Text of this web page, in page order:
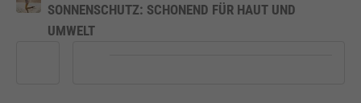
SONNENSCHUTZ: SCHONEND FÜR HAUT UND
UMWELT